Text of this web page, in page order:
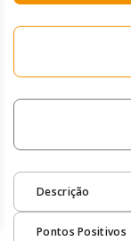
Descrição
Pontos Positivos